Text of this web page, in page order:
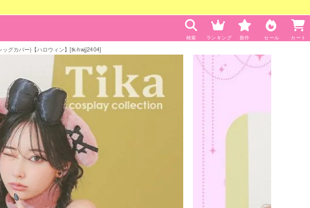
検索 ランキング 新作 セール カート
グカバー)【ハロウィン】[tk-hwjj2404]